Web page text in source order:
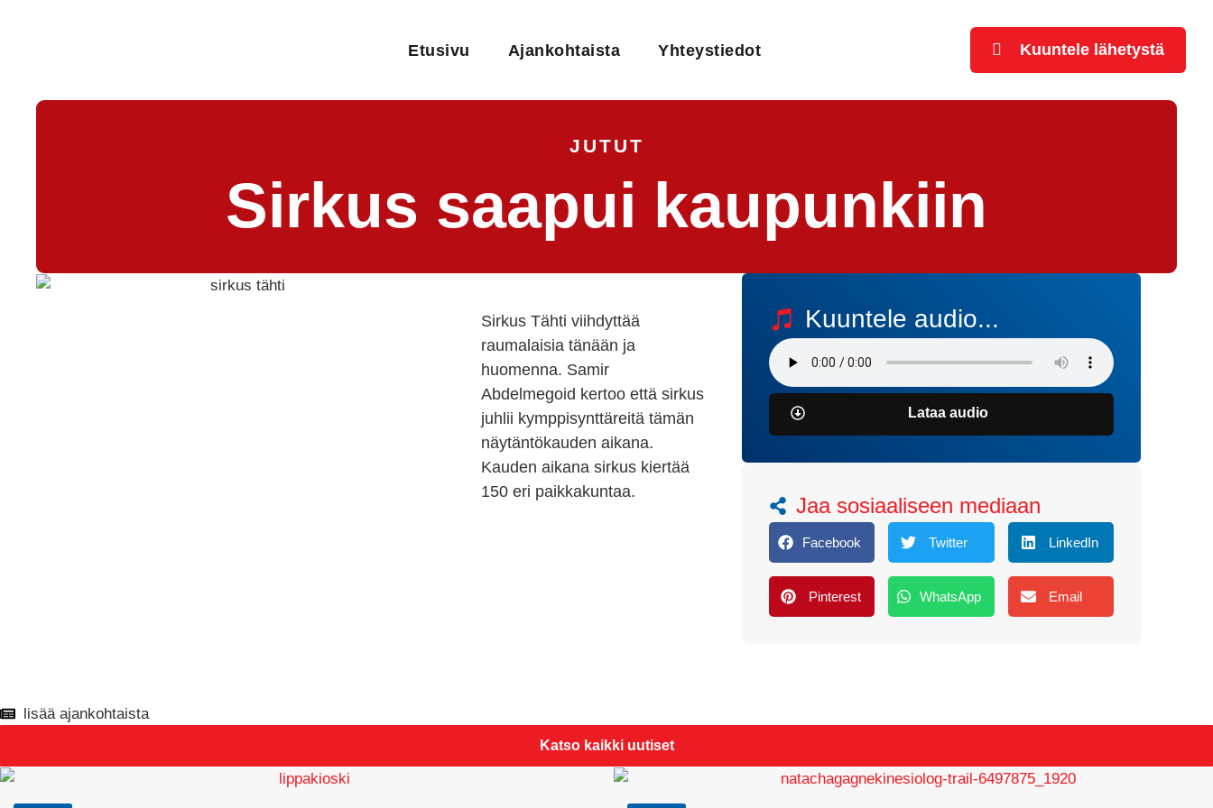
Etusivu Ajankohtaista Yhteystiedot Kuuntele lähetystä
JUTUT
Sirkus saapui kaupunkiin
Sirkus Tähti viihdyttää
raumalaisia tänään ja
huomenna. Samir
Abdelmegoid kertoo että sirkus
juhlii kymppisynttäreitä tämän
näytäntökauden aikana.
Kauden aikana sirkus kiertää
150 eri paikkakuntaa.
Kuuntele audio...
Lataa audio
Jaa sosiaaliseen mediaan
Facebook Twitter LinkedIn
Pinterest WhatsApp Email
lisää ajankohtaista
Katso kaikki uutiset